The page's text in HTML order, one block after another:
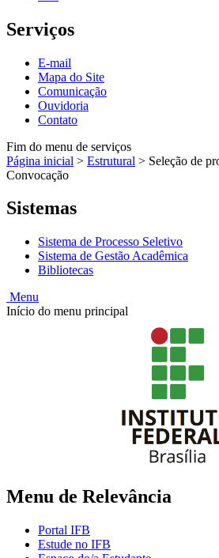
Serviços
E-mail
Mapa do Site
Comunicação
Ouvidoria
Contato
Fim do menu de serviços
Página inicial > Estrutural > Seleção de
Convocação
Sistemas
Sistema de Processo Seletivo
Sistema de Gestão Acadêmica
Bibliotecas
Menu
Início do menu principal
Menu de Relevância
Portal IFB
Estude no IFB